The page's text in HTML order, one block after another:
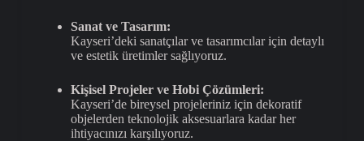
Sanat ve Tasarım:
Kayseri’deki sanatçılar ve tasarımcılar için detaylı
ve estetik üretimler sağlıyoruz.
Kişisel Projeler ve Hobi Çözümleri:
Kayseri’de bireysel projeleriniz için dekoratif
objelerden teknolojik aksesuarlara kadar her
ihtiyacınızı karşılıyoruz.